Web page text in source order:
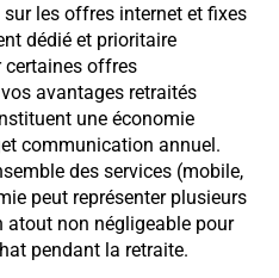
sur les offres internet et fixes
dédié et prioritaire
certaines offres
avantages retraités
une économie
communication annuel.
des services (mobile,
peut représenter plusieurs
atout non négligeable pour
pendant la retraite.